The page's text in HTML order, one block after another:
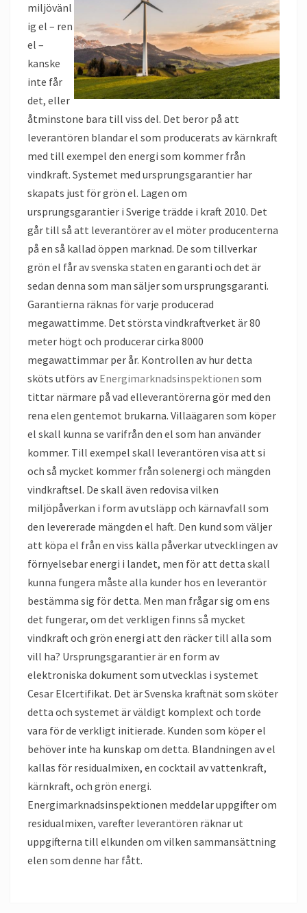
miljövänl
ig el – ren
el –
kanske
inte får
det, eller
åtminstone bara till viss del. Det beror på att
leverantören blandar el som producerats av kärnkraft
med till exempel den energi som kommer från
vindkraft. Systemet med ursprungsgarantier har
skapats just för grön el. Lagen om
ursprungsgarantier i Sverige trädde i kraft 2010. Det
går till så att leverantörer av el möter producenterna
på en så kallad öppen marknad. De som tillverkar
grön el får av svenska staten en garanti och det är
sedan denna som man säljer som ursprungsgaranti.
Garantierna räknas för varje producerad
megawattimme. Det största vindkraftverket är 80
meter högt och producerar cirka 8000
megawattimmar per år. Kontrollen av hur detta
sköts utförs av Energimarknadsinspektionen som
tittar närmare på vad elleverantörerna gör med den
rena elen gentemot brukarna. Villaägaren som köper
el skall kunna se varifrån den el som han använder
kommer. Till exempel skall leverantören visa att si
och så mycket kommer från solenergi och mängden
vindkraftsel. De skall även redovisa vilken
miljöpåverkan i form av utsläpp och kärnavfall som
den levererade mängden el haft. Den kund som väljer
att köpa el från en viss källa påverkar utvecklingen av
förnyelsebar energi i landet, men för att detta skall
kunna fungera måste alla kunder hos en leverantör
bestämma sig för detta. Men man frågar sig om ens
det fungerar, om det verkligen finns så mycket
vindkraft och grön energi att den räcker till alla som
vill ha? Ursprungsgarantier är en form av
elektroniska dokument som utvecklas i systemet
Cesar Elcertifikat. Det är Svenska kraftnät som sköter
detta och systemet är väldigt komplext och torde
vara för de verkligt initierade. Kunden som köper el
behöver inte ha kunskap om detta. Blandningen av el
kallas för residualmixen, en cocktail av vattenkraft,
kärnkraft, och grön energi.
Energimarknadsinspektionen meddelar uppgifter om
residualmixen, varefter leverantören räknar ut
uppgifterna till elkunden om vilken sammansättning
elen som denne har fått.